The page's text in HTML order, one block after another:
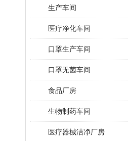
生产车间
医疗净化车间
口罩生产车间
口罩无菌车间
食品厂房
生物制药车间
医疗器械洁净厂房